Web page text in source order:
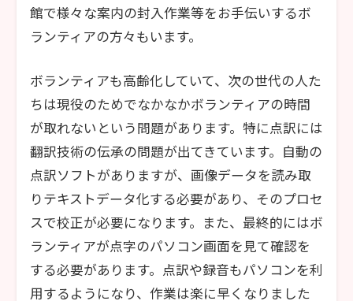
館で様々な案内の封入作業等をお手伝いするボ
ランティアの方々もいます。
ボランティアも高齢化していて、次の世代の人た
ちは現役のためでなかなかボランティアの時間
が取れないという問題があります。特に点訳には
翻訳技術の伝承の問題が出てきています。自動の
点訳ソフトがありますが、画像データを読み取
りテキストデータ化する必要があり、そのプロセ
スで校正が必要になります。また、最終的にはボ
ランティアが点字のパソコン画面を見て確認を
する必要があります。点訳や録音もパソコンを利
用するようになり、作業は楽に早くなりました